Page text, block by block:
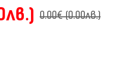
0.00€ (0.00лв.)